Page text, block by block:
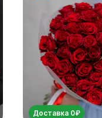
Доставка 0₽